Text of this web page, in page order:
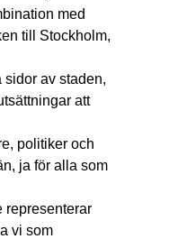
med
till Stockholm,
av staden,
att
politiker och
ja för alla som
representerar
vi som